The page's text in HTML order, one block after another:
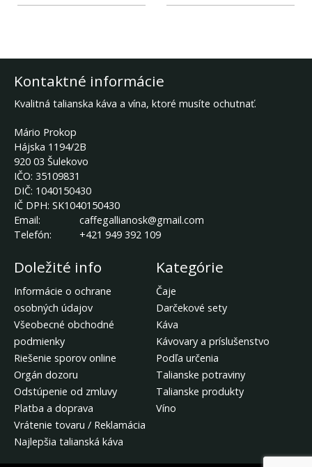
Kontaktné informácie
Kvalitná talianska káva a vína, ktoré musíte ochutnať.
Mário Prokop
Hájska 1194/2B
920 03 Šulekovo
IČO: 35109831
DIČ: 1040150430
IČ DPH: SK1040150430
Email:
caffegallianosk@gmail.com
Telefón:
+421 949 392 109
Doležité info
Informácie o ochrane
osobných údajov
Všeobecné obchodné
podmienky
Riešenie sporov online
Orgán dozoru
Odstúpenie od zmluvy
Platba a doprava
Vrátenie tovaru / Reklamácia
Najlepšia talianská káva
Kategórie
Čaje
Darčekové sety
Káva
Kávovary a príslušenstvo
Podľa určenia
Talianske potraviny
Talianske produkty
Víno